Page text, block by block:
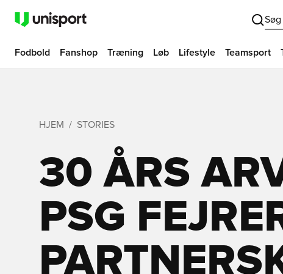
Søg
Fodbold Fanshop Træning Løb Lifestyle Teamsport
HJEM STORIES
30 ÅRS
PSG